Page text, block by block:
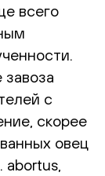
всего
с
скорее
овец
abortus,